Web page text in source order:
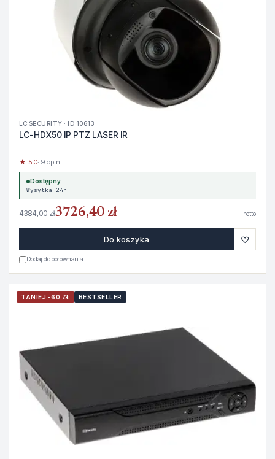
LC SECURITY · ID 10613
LC-HDX50 IP PTZ LASER IR
★ 5.0· 9 opinii
Dostępny
Wysyłka 24h
4384,00 zł3726,40 zł netto
Do koszyka ♡
Dodaj do porównania
TANIEJ -60 ZŁ BESTSELLER